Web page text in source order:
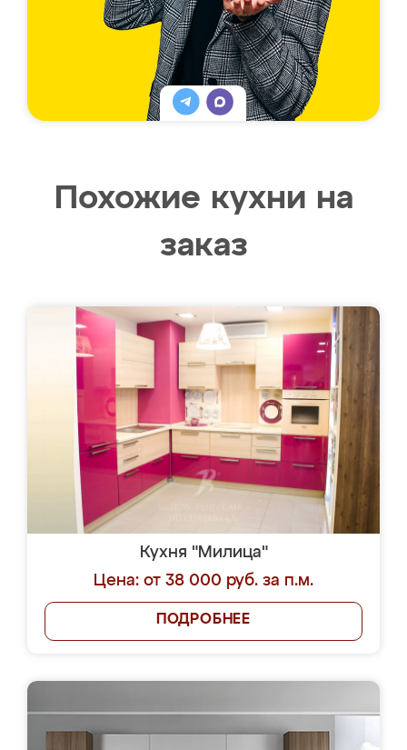
Похожие кухни на
заказ
Кухня "Милица"
Цена: от 38 000 руб. за п.м.
ПОДРОБНЕЕ